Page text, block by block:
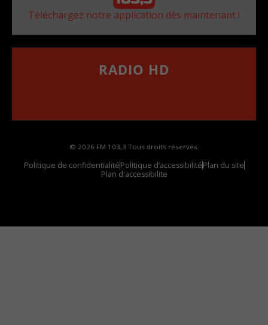
Téléchargez notre application dès maintenant !
RADIO HD
© 2026 FM 103,3 Tous droits réservés.
Politique de confidentialitéPolitique d’accessibilitéPlan du site
Plan d'accessibilite